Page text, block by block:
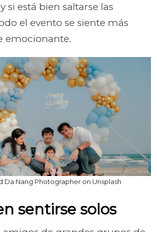
si está bien saltarse las
el evento se siente más
emocionante.
Da Nang Photographer on Unsplash
sentirse solos